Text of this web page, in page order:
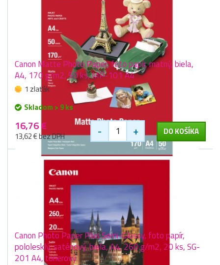
Canon Matte Photo Paper, foto papír, matný, biela,
A4, 170 g/m2, 50 ks, MP-101 A4
1 zlaťák
Skladom > 9 ks
16,76 €
13,62 € bez DPH - + DO KOŠÍKA
Canon Photo Paper Plus Semi-Glossy, foto papír,
pololesklý, saténový, biela, A4, 260 g/m2, 20 ks, SG-
201 A4, tonerový